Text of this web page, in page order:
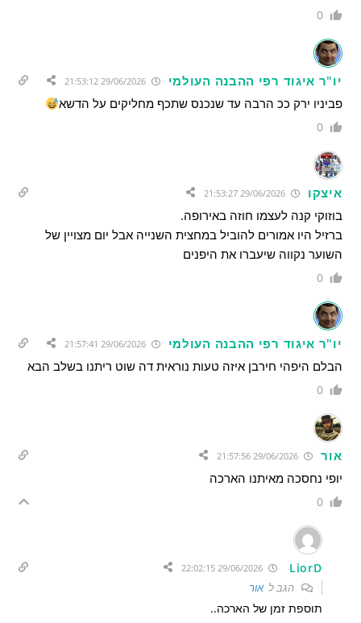
0
יו"ר איגוד רפי ההבנה העולמי 29/06/2026 21:53:12
פביניו ירק ככ הרבה עד שנכנס שתכף מחליקים על הדשא
0
איצקו
בוזוקי קנה לעצמו חוזה באירופה.
ברזיל היו אמורים להוביל במחצית השנייה אבל יום מצויין של
השוער נקווה שיעברו את היפנים
0
יו"ר איגוד רפי ההבנה העולמי 29/06/2026 21:57:41
הבלם היפהי חירבן איזה טעות נוראית דה שוט ריתנו בשלב הבא
0
אור
יופי נחסכה מאיתנו הארכה
0
LiorD
הגב לאור
תוספת זמן של הארכה..